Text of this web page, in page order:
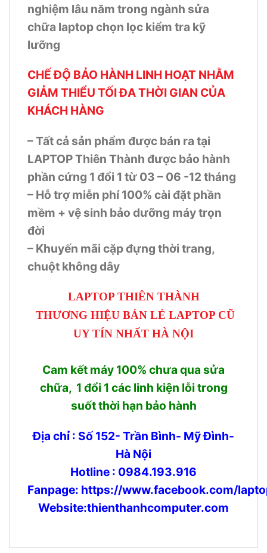
nghiệm lâu năm trong ngành sửa
chữa laptop chọn lọc kiểm tra kỹ
lưỡng
CHẾ ĐỘ BẢO HÀNH LINH HOẠT NHẰM
GIẢM THIỂU TỐI ĐA THỜI GIAN CỦA
KHÁCH HÀNG
– Tất cả sản phẩm được bán ra tại
LAPTOP Thiên Thành được bảo hành
phần cứng 1 đổi 1 từ 03 – 06 -12 tháng
– Hỗ trợ miễn phí 100% cài đặt phần
mềm + vệ sinh bảo dưỡng máy trọn
đời
– Khuyến mãi cặp đựng thời trang,
chuột không dây
LAPTOP THIÊN THÀNH
THƯƠNG HIỆU BÁN LẺ LAPTOP CŨ
UY TÍN NHẤT HÀ NỘI
Cam kết máy 100% chưa qua sửa
chữa, 1 đổi 1 các linh kiện lỗi trong
suốt thời hạn bảo hành
Địa chỉ : Số 152- Trần Bình- Mỹ Đình-
Hà Nội
Hotline : 0984.193.916
Fanpage: https://www.facebook.com/
Website:thienthanhcomputer.com